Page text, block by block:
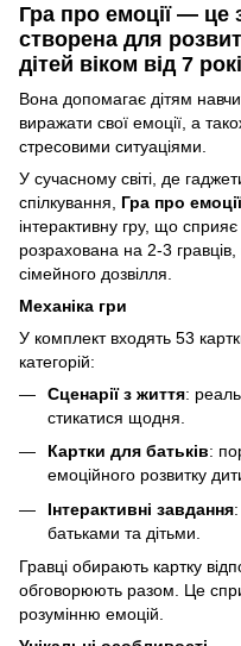
Гра про емоції— це
створена для
дітей віком від 7
Вона допомагає дітям
виражати свої емоції, а
стресовими ситуаціями.
У сучасному світі, де
спілкування, Гра про емоції
інтерактивну гру, що
розрахована на 2-3
сімейного дозвілля.
Механіка гри
У комплект входять 53
категорій:
Сценарії з життя:
стикатися щодня.
Картки для батьків:
емоційного розвитку
Інтерактивні завдання
батьками та дітьми.
Гравці обирають картку
обговорюють разом. Це
розумінню емоцій.